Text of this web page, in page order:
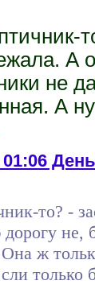
А
не
А
то? -
не,
ж
только